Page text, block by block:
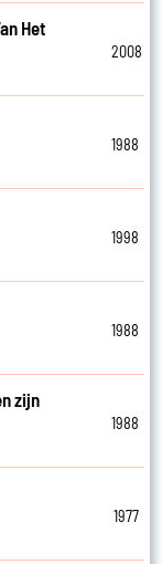
Het
2008
1988
1998
1988
zijn
1988
1977